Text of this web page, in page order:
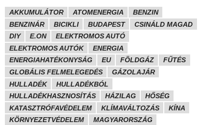
AKKUMULÁTOR ATOMENERGIA
BENZIN
BENZINÁR
BICIKLI BUDAPEST
CSINÁLD MAGAD
DIY
E.ON
ELEKTROMOS AUTÓ
ELEKTROMOS AUTÓK
ENERGIA
ENERGIAHATÉKONYSÁG
EU FÖLDGÁZ
FŰTÉS
GLOBÁLIS FELMELEGEDÉS
GÁZOLAJÁR
HULLADÉK
HULLADÉKBÓL
HULLADÉKHASZNOSÍTÁS
HÁZILAG
HŐSÉG
KATASZTRÓFAVÉDELEM
KLÍMAVÁLTOZÁS
KÍNA
KÖRNYEZETVÉDELEM
MAGYARORSZÁG